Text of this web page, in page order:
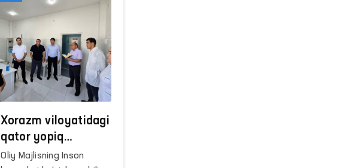
Xorazm viloyatidagi
qator yopiq
muassasalarga
Oliy Majlisning Inson